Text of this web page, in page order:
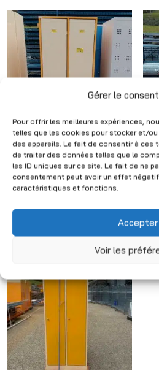
Gérer le
Pour offrir les meilleures expériences,
telles que les cookies pour stocker et/
des appareils. Le fait de consentir à ces
de traiter des données telles que le
les ID uniques sur ce site. Le fait de ne
consentement peut avoir un effet
caractéristiques et fonctions.
Accepter
Voir les
White and yellow
metal locker – 2 doors
– H185 x W72 x D50
cm
CHF160.00 (Excl. VAT)
6
x